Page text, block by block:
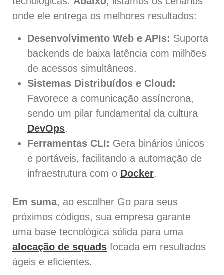
onde ele entrega os melhores resultados:
Desenvolvimento Web e APIs: Suporta
backends de baixa latência com milhões
de acessos simultâneos.
Sistemas Distribuídos e Cloud:
Favorece a comunicação assíncrona,
sendo um pilar fundamental da cultura
DevOps.
Ferramentas CLI: Gera binários únicos
e portáveis, facilitando a automação de
infraestrutura com o Docker.
Em suma, ao escolher Go para seus
próximos códigos, sua empresa garante
uma base tecnológica sólida para uma
alocação de squads focada em resultados
ágeis e eficientes.